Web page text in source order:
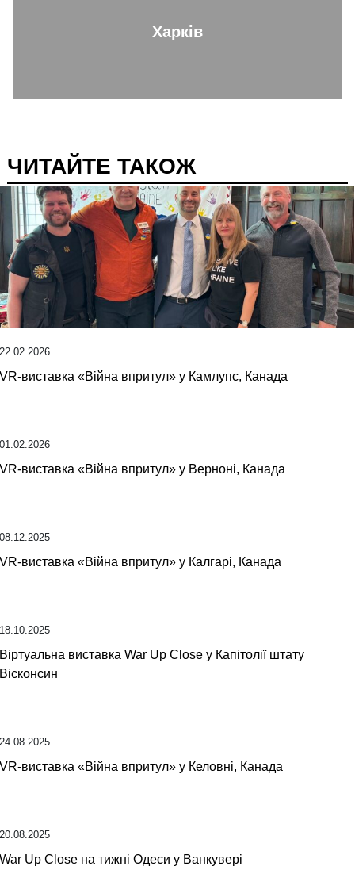
Харків
ЧИТАЙТЕ ТАКОЖ
22.02.2026
VR-виставка «Війна впритул» у Камлупс, Канада
01.02.2026
VR-виставка «Війна впритул» у Верноні, Канада
08.12.2025
VR-виставка «Війна впритул» у Калгарі, Канада
18.10.2025
Віртуальна виставка War Up Close у Капітолії штату
Вісконсин
24.08.2025
VR-виставка «Війна впритул» у Келовні, Канада
20.08.2025
War Up Close на тижні Одеси у Ванкувері